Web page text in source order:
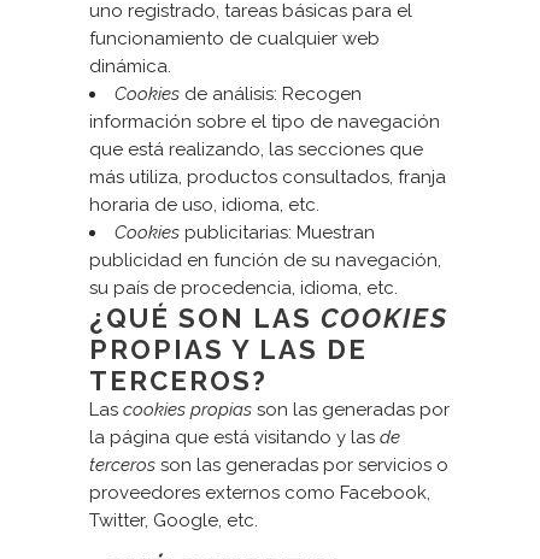
uno registrado, tareas básicas para el
funcionamiento de cualquier web
dinámica.
Cookies de análisis: Recogen
información sobre el tipo de navegación
que está realizando, las secciones que
más utiliza, productos consultados, franja
horaria de uso, idioma, etc.
Cookies publicitarias: Muestran
publicidad en función de su navegación,
su país de procedencia, idioma, etc.
¿QUÉ SON LAS COOKIES
PROPIAS Y LAS DE
TERCEROS?
Las cookies propias son las generadas por
la página que está visitando y las de
terceros son las generadas por servicios o
proveedores externos como Facebook,
Twitter, Google, etc.